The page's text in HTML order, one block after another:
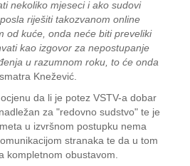
nekoliko mjeseci i ako sudovi
riješiti takozvanom online
od kuće, onda neće biti preveliki
kao izgovor za nepostupanje
u razumnom roku, to će onda
smatra Knežević.
da li je potez VSTV-a dobar
za "redovno sudstvo" te je
u izvršnom postupku nema
stranaka te da u tom
kompletnom obustavom.